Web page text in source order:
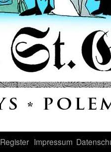
Register Impressum